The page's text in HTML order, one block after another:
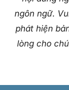
ngôn ngữ.
phát hiện
lòng cho